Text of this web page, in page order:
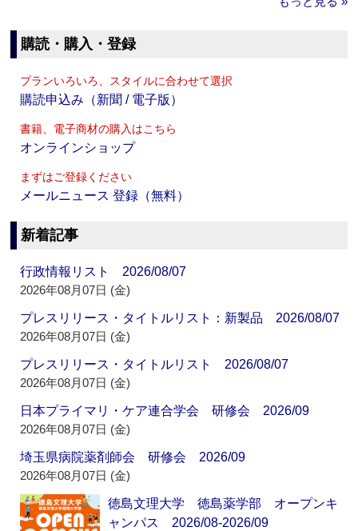
購読・購入・登録
プランいろいろ、スタイルに合わせて選択
購読申込み（新聞 / 電子版）
書籍、電子商材の購入はこちら
オンラインショップ
まずはご登録ください
メールニュース 登録（無料）
新着記事
行政情報リスト 2026/08/07
2026年08月07日 (金)
プレスリリース・タイトルリスト：新製品 2026/08/07
2026年08月07日 (金)
プレスリリース・タイトルリスト 2026/08/07
2026年08月07日 (金)
日本プライマリ・ケア連合学会 研修会 2026/09
2026年08月07日 (金)
埼玉県病院薬剤師会 研修会 2026/09
2026年08月07日 (金)
徳島文理大学 徳島薬学部 オープンキ
ャンパス 2026/08-2026/09